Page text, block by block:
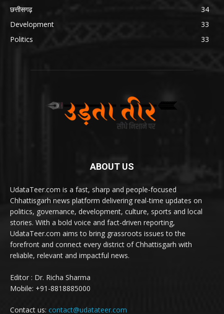
छत्तीसगढ़
34
Development
33
Politics
33
ABOUT US
UdataTeer.com is a fast, sharp and people-focused
Chhattisgarh news platform delivering real-time updates on
politics, governance, development, culture, sports and local
stories. With a bold voice and fact-driven reporting,
UdataTeer.com aims to bring grassroots issues to the
forefront and connect every district of Chhattisgarh with
reliable, relevant and impactful news.
Editor : Dr. Richa Sharma
Mobile: +91-8818885000
Contact us: contact@udatateer.com